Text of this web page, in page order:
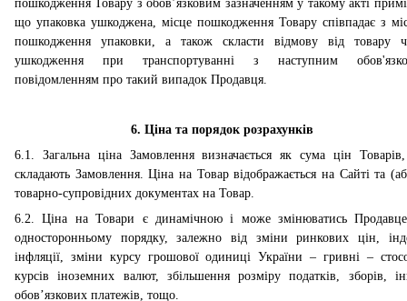
пошкодження Товару з обов’язковим зазначенням у такому акті
що упаковка ушкоджена, місце пошкодження Товару співпадає з
пошкодження упаковки, а також скласти відмову від товару
ушкодження при транспортуванні з наступним
повідомленням про такий випадок Продавця.
6. Ціна та порядок розрахунків
6.1. Загальна ціна Замовлення визначається як сума цін
складають Замовлення. Ціна на Товар відображається на Сайті та
товарно-супровідних документах на Товар.
6.2. Ціна на Товари є динамічною і може змінюватись
односторонньому порядку, залежно від зміни ринкових цін,
інфляції, зміни курсу грошової одиниці України – гривні –
курсів іноземних валют, збільшення розміру податків, зборів,
обов’язкових платежів, тощо.